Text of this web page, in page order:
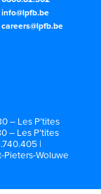
info@lpfb.be
careers@lpfb.be
– Les P’tites
– Les P’tites
|
Pieters-Woluwe